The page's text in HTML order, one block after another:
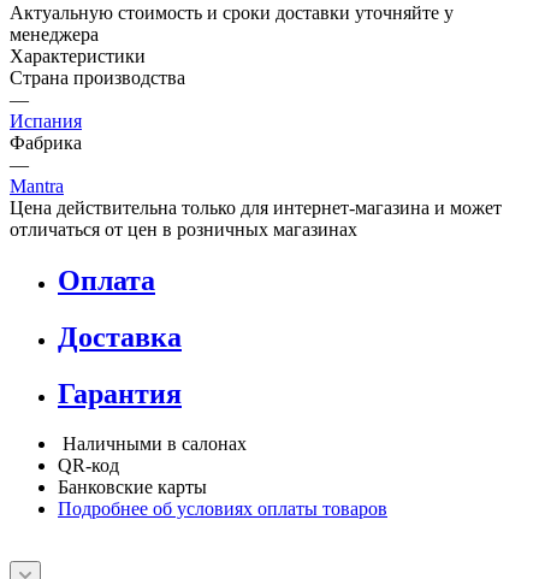
Актуальную стоимость и сроки доставки уточняйте у
менеджера
Характеристики
Страна производства
—
Испания
Фабрика
—
Mantra
Цена действительна только для интернет-магазина и может
отличаться от цен в розничных магазинах
Оплата
Доставка
Гарантия
Наличными в салонах
QR-код
Банковские карты
Подробнее об условиях оплаты товаров